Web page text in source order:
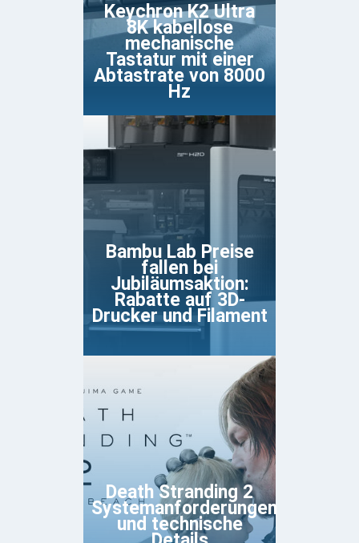
Keychron K2 Ultra
8K kabellose
mechanische
Tastatur mit einer
Abtastrate von 8000
Hz
Bambu Lab Preise
fallen bei
Jubiläumsaktion:
Rabatte auf 3D-
Drucker und Filament
Death Stranding 2
Systemanforderungen
und technische